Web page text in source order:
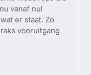
vanaf nul
er staat. Zo
vooruitgang